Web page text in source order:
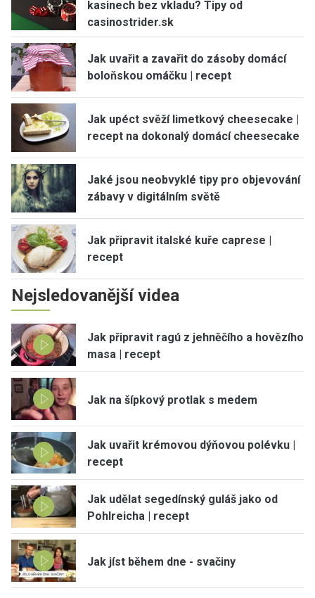
kasinech bez vkladu? Tipy od
casinostrider.sk
Jak uvařit a zavařit do zásoby domácí
boloňskou omáčku | recept
Jak upéct svěží limetkový cheesecake |
recept na dokonalý domácí cheesecake
Jaké jsou neobvyklé tipy pro objevování
zábavy v digitálním světě
Jak připravit italské kuře caprese |
recept
Nejsledovanější videa
Jak připravit ragú z jehněčího a hovězího
masa | recept
Jak na šípkový protlak s medem
Jak uvařit krémovou dýňovou polévku |
recept
Jak udělat segedínský guláš jako od
Pohlreicha | recept
Jak jíst během dne - svačiny